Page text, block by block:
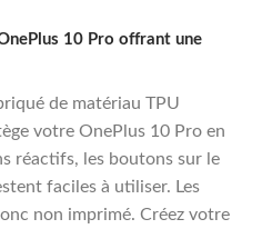
10 Pro offrant une
de matériau TPU
votre OnePlus 10 Pro en
réactifs, les boutons sur le
faciles à utiliser. Les
non imprimé. Créez votre